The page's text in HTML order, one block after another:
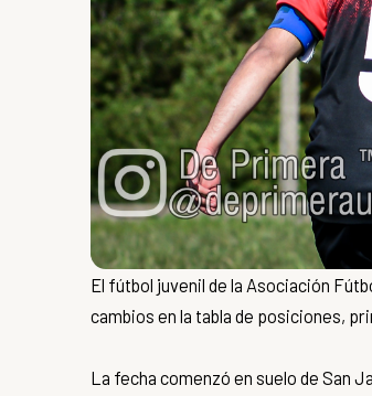
El fútbol juvenil de la Asociación
cambios en la tabla de posiciones,
La fecha comenzó en suelo de San